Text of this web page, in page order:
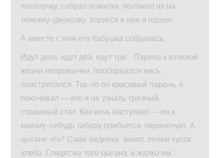
палаточку, собрал пожитки, положил их на
тележку–двуколку, впрягся в нее и пошел.
А вместе с ним его бабушка собралась.
Идут день, идут два, идут три… Парень к кочевой
жизни непривычен, пооборвался весь,
поистрепался. Так–то он красивый парень, а
покочевал — его и не узнать: грязный,
страшный стал. Как ночь наступает — он к
какому–нибудь табору прибьется, переночует. А
цыгане что? Сами бедняки, знают, почем кусок
хлеба. Глядят на того цыгана, и жалко им.